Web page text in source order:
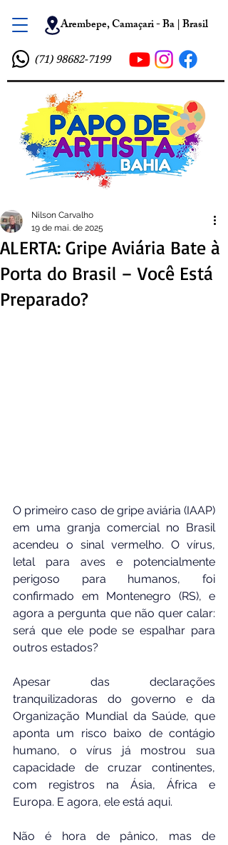
Arembepe, Camaçari - Ba | Brasil
(71) 98682-7199
ALERTA: Gripe Aviária Bate à
Porta do Brasil – Você Está
Preparado?
Nilson Carvalho
19 de mai. de 2025
O primeiro caso de gripe aviária (IAAP)
em uma granja comercial no Brasil
acendeu o sinal vermelho. O vírus,
letal para aves e potencialmente
perigoso para humanos, foi
confirmado em Montenegro (RS), e
agora a pergunta que não quer calar:
será que ele pode se espalhar para
outros estados?
Apesar das declarações
tranquilizadoras do governo e da
Organização Mundial da Saúde, que
aponta um risco baixo de contágio
humano, o vírus já mostrou sua
capacidade de cruzar continentes,
com registros na Ásia, África e
Europa. E agora, ele está aqui.
Não é hora de pânico, mas de